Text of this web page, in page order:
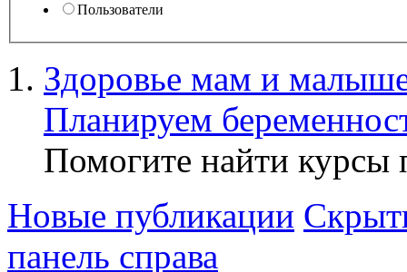
Пользователи
Здоровье мам и
Планируем
Помогите найти курсы
Новые публикации
панель справа